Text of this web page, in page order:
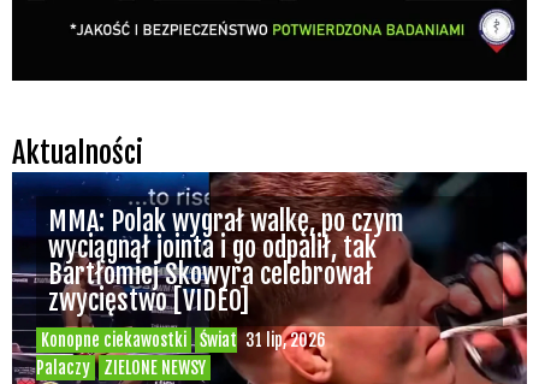
Aktualności
Konopne ciekawostki
Świat
Palaczy
ZIELONE NEWSY
31 lip, 2026
MMA: Polak wygrał walkę, po czym
wyciągnął jointa i go odpalił, tak
Bartłomiej Skowyra celebrował
zwycięstwo [VIDEO]